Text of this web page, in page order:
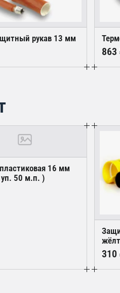
рукав 13 мм
863
16 мм
уп. 50 м.п. )
310